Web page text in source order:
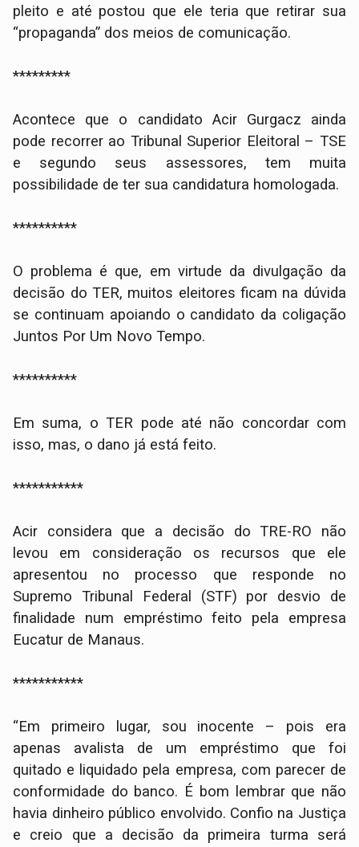
pleito e até postou que ele teria que retirar sua
“propaganda” dos meios de comunicação.
*********
Acontece que o candidato Acir Gurgacz ainda
pode recorrer ao Tribunal Superior Eleitoral – TSE
e segundo seus assessores, tem muita
possibilidade de ter sua candidatura homologada.
**********
O problema é que, em virtude da divulgação da
decisão do TER, muitos eleitores ficam na dúvida
se continuam apoiando o candidato da coligação
Juntos Por Um Novo Tempo.
**********
Em suma, o TER pode até não concordar com
isso, mas, o dano já está feito.
***********
Acir considera que a decisão do TRE-RO não
levou em consideração os recursos que ele
apresentou no processo que responde no
Supremo Tribunal Federal (STF) por desvio de
finalidade num empréstimo feito pela empresa
Eucatur de Manaus.
***********
“Em primeiro lugar, sou inocente – pois era
apenas avalista de um empréstimo que foi
quitado e liquidado pela empresa, com parecer de
conformidade do banco. É bom lembrar que não
havia dinheiro público envolvido. Confio na Justiça
e creio que a decisão da primeira turma será